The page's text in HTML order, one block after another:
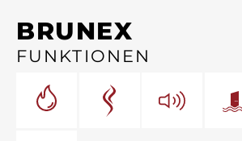
BRUNEX
FUNKTIONEN